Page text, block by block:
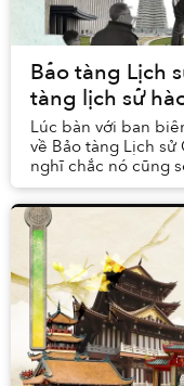
Bảo tàng Lịch
tàng lịch sử
Lúc bàn với ban
về Bảo tàng Lịch sử
nghĩ chắc nó cũng